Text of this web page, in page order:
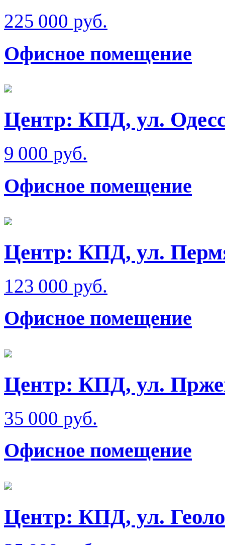
225 000 руб.
Офисное помещение
Центр: КПД, ул.
9 000 руб.
Офисное помещение
Центр: КПД, ул.
123 000 руб.
Офисное помещение
Центр: КПД, ул.
35 000 руб.
Офисное помещение
Центр: КПД, ул.